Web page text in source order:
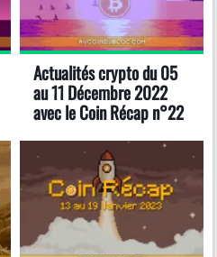
Actualités crypto du 05
au 11 Décembre 2022
avec le Coin Récap n°22